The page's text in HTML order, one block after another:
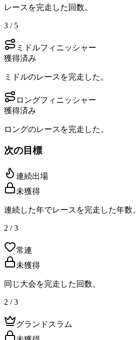
レースを完走した回数。
3 / 5
ミドルフィニッシャー
獲得済み
ミドルのレースを完走した。
ロングフィニッシャー
獲得済み
ロングのレースを完走した。
次の目標
連続出場
未獲得
連続した年でレースを完走した年数。
2 / 3
常連
未獲得
同じ大会を完走した回数。
2 / 3
グランドスラム